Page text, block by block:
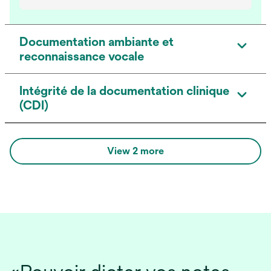
Documentation ambiante et
reconnaissance vocale
Intégrité de la documentation clinique
(CDI)
View 2 more